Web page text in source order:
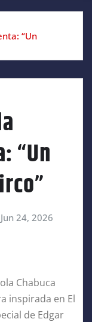
“Un
“Un
Jun 24, 2026
Chabuca
inspirada en El
de Edgar